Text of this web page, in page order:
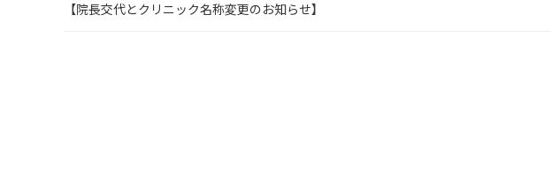
【院長交代とクリニック名称変更のお知らせ】